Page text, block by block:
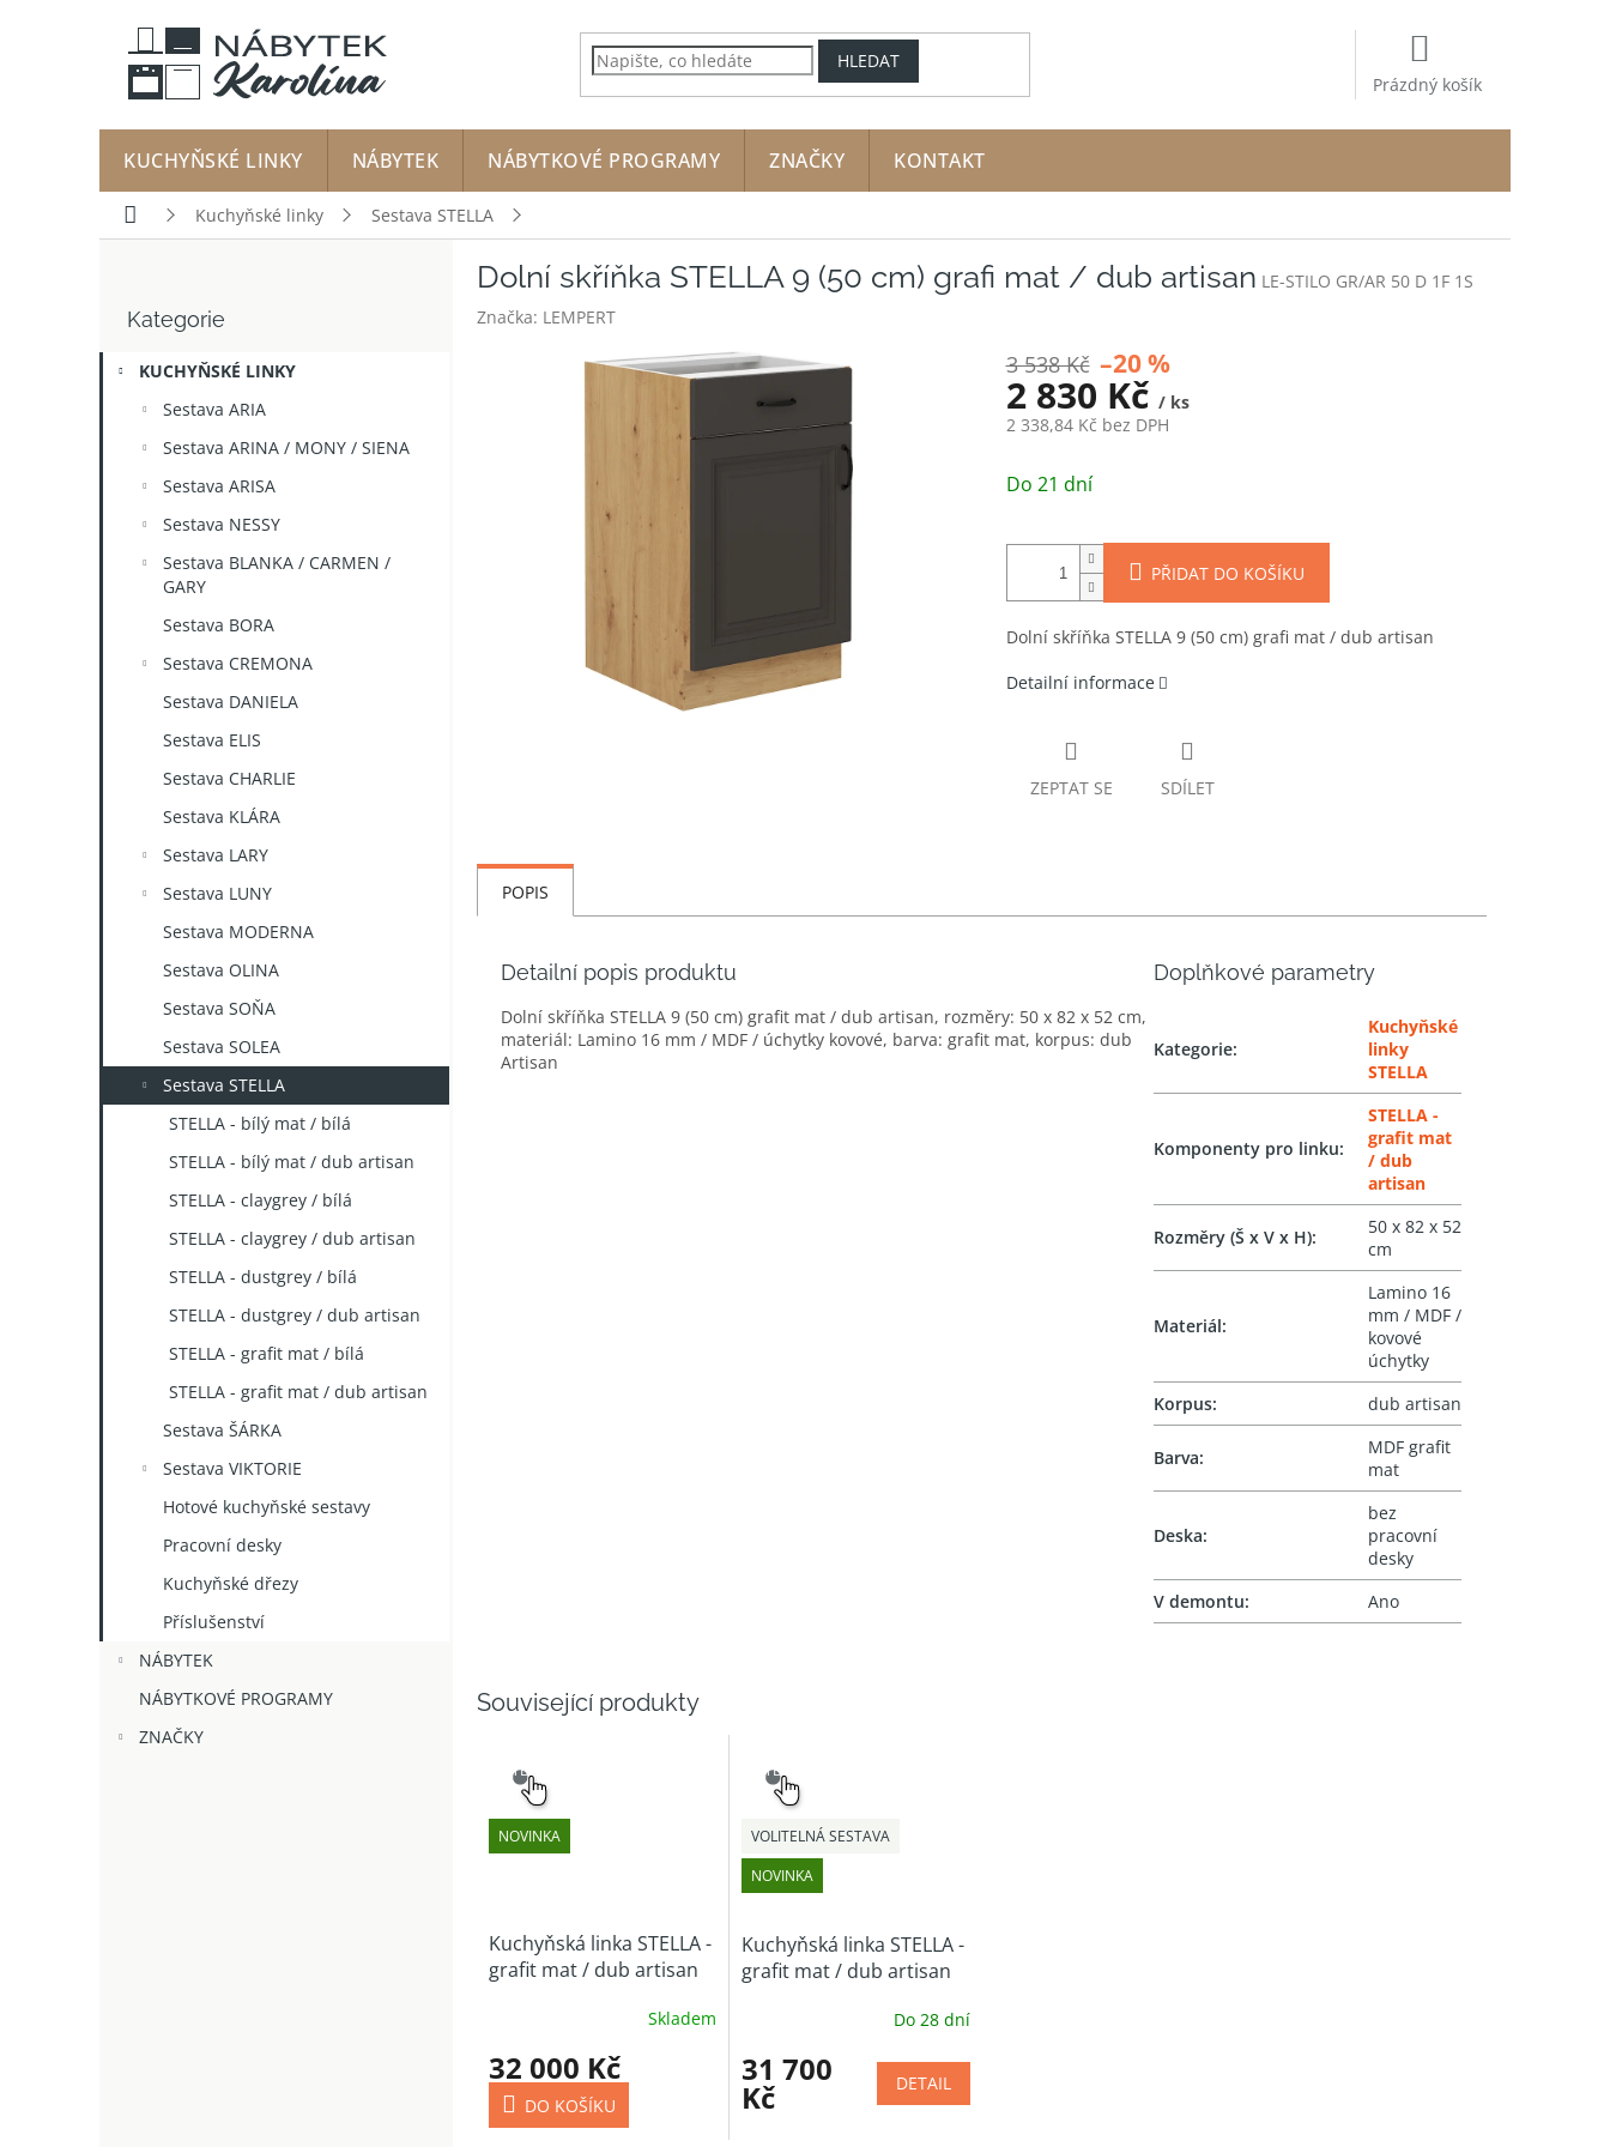
HLEDAT
KOŠÍK
Prázdný košík
KUCHYŇSKÉ LINKY NÁBYTEK NÁBYTKOVÉ PROGRAMY ZNAČKY KONTAKT
Domů Kuchyňské linky Sestava STELLA
r
kategorie
Kategorie
KUCHYŇSKÉ LINKY
Sestava ARIA
Sestava ARINA / MONY / SIENA
Sestava ARISA
Sestava NESSY
Sestava BLANKA / CARMEN /
GARY
Sestava BORA
Sestava CREMONA
Sestava DANIELA
Sestava ELIS
Sestava CHARLIE
Sestava KLÁRA
Sestava LARY
Sestava LUNY
Sestava MODERNA
Sestava OLINA
Sestava SOŇA
Sestava SOLEA
Sestava STELLA
STELLA - bílý mat / bílá
STELLA - bílý mat / dub artisan
STELLA - claygrey / bílá
STELLA - claygrey / dub artisan
STELLA - dustgrey / bílá
STELLA - dustgrey / dub artisan
STELLA - grafit mat / bílá
STELLA - grafit mat / dub artisan
Sestava ŠÁRKA
Sestava VIKTORIE
Hotové kuchyňské sestavy
Pracovní desky
Kuchyňské dřezy
Příslušenství
NÁBYTEK
NÁBYTKOVÉ PROGRAMY
ZNAČKY
Dolní skříňka STELLA 9 (50 cm) grafi mat / dub artisan LE-STILO GR/AR 50 D 1F 1S
Značka: LEMPERT
3 538 Kč –20 %
2 830 Kč / ks
2 338,84 Kč bez DPH
cena:
Do 21 dní
PŘIDAT DO KOŠÍKU
Dolní skříňka STELLA 9 (50 cm) grafi mat / dub artisan
Detailní informace
ZEPTAT SE SDÍLET
Související produkty
NOVINKA
VÝBĚR
Kuchyňská linka STELLA -
grafit mat / dub artisan
Skladem
32 000 Kč
DO KOŠÍKU
NOVINKA
VOLITELNÁ SESTAVA
VÝBĚR
Kuchyňská linka STELLA -
grafit mat / dub artisan
Do 28 dní
31 700
Kč DETAIL
POPIS
Detailní popis produktu
Dolní skříňka STELLA 9 (50 cm) grafit mat / dub artisan, rozměry: 50 x 82 x 52 cm,
materiál: Lamino 16 mm / MDF / úchytky kovové, barva: grafit mat, korpus: dub
Artisan
Doplňkové parametry
Kategorie:
Kuchyňské
linky
STELLA
Komponenty pro linku:
STELLA -
grafit mat
/ dub
artisan
Rozměry (Š x V x H):
50 x 82 x 52
cm
Materiál:
Lamino 16
mm / MDF /
kovové
úchytky
Korpus: dub artisan
Barva:
MDF grafit
mat
Deska:
bez
pracovní
desky
V demontu: Ano